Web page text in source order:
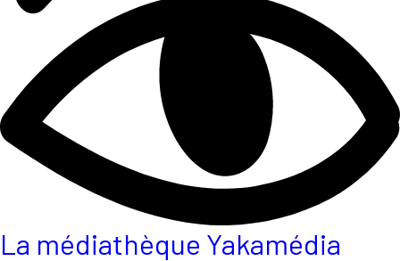
La médiathèque Yakamédia